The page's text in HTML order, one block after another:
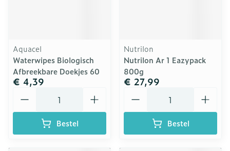
Aquacel
Waterwipes Biologisch
Afbreekbare Doekjes 60
€ 4,39
Bestel
Nutrilon
Nutrilon Ar 1 Eazypack
800g
€ 27,99
Bestel